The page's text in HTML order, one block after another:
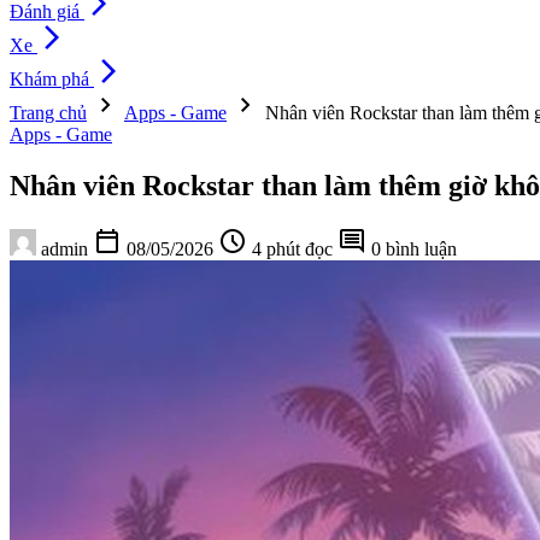
Đánh giá
Xe arrow_forward_ios
Khám phá arrow_forward_ios
Trang chủ chevron_right Apps - Game chevron_right
Nhân viên Rockstar than làm
Apps - Game
Nhân viên Rockstar than làm thêm giờ
admin calendar_today 08/05/2026 schedule 4 phút đọc comment 0 bình luận